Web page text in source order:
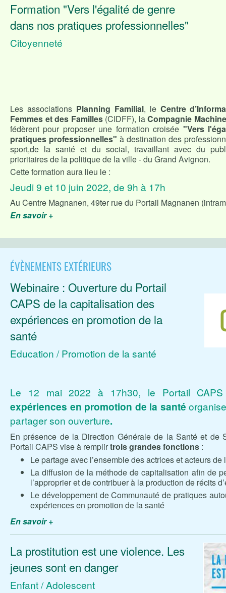
Formation "Vers l'égalité de genre
dans nos pratiques professionnelles"
Citoyenneté
Les associationsPlanning Familial, le Centre
Femmes et des Familles(CIDFF), laCompagnie
fédèrent pour proposer une formation croisée "Vers
pratiques professionnelles" à destination des
sport,de la santé et du social, travaillant avec du
prioritaires de la politique de la ville - du Grand Avignon.
Cette formation aura lieu le :
Jeudi 9 et 10 juin 2022, de 9h à 17h
Au Centre Magnanen, 49ter rue du Portail Magnanen
En savoir +
ÉVÈNEMENTS EXTÉRIEURS
Webinaire : Ouverture du Portail
CAPS de la capitalisation des
expériences en promotion de la
santé
Education / Promotion de la santé
Le 12 mai 2022 à 17h30, le Portail
expériences en promotion de la santé
partager son ouverture.
En présence de la Direction Générale de la Santé et de
Portail CAPS vise à remplirtrois grandes fonctions :
Le partage avec l’ensemble des actrices et acteurs
La diffusion de la méthode de capitalisation afin de
l’approprier et de contribuer à la production de récits
Le développement de Communauté de pratiques
expériences en promotion de la santé
En savoir +
La prostitution est une violence. Les
jeunes sont en danger
Enfant / Adolescent